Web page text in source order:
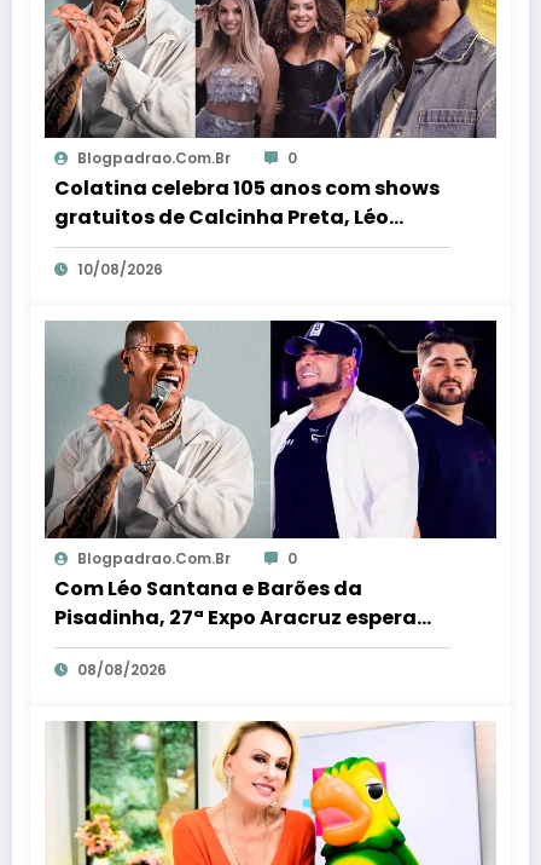
Blogpadrao.com.br 0
Colatina celebra 105 anos com shows
gratuitos de Calcinha Preta, Léo
Santana e Nattan – Em Dia ES
10/08/2026
Blogpadrao.com.br 0
Com Léo Santana e Barões da
Pisadinha, 27ª Expo Aracruz espera
receber 80 milénio visitantes por dia –
Em Dia ES
08/08/2026